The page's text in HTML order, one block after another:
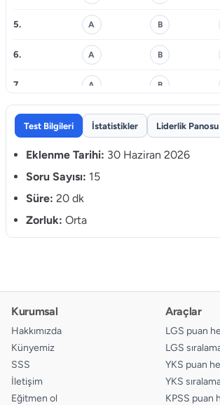
5. A B
6. A B
7. A B
8. A B
10. A
12. A B
15.
Test Bilgileri İstatistikler Liderlik Panosu
Eklenme Tarihi: 30 Haziran 2026
Soru Sayısı: 15
Süre: 20 dk
Zorluk: Orta
Kurumsal
Hakkımızda
Künyemiz
SSS
İletişim
Eğitmen ol
Araçlar
LGS puan
LGS
YKS puan
YKS
KPSS puan